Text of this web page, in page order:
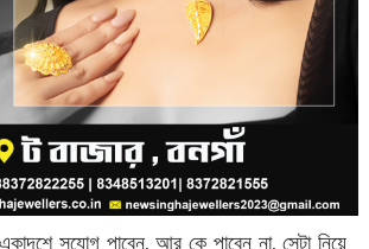
সুযোগ পাবেন, আর কে পাবেন না, সেটা নিয়ে